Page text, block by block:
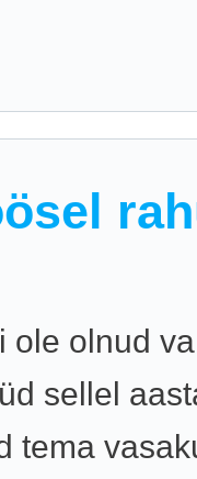
ole olnud
sellel
tema